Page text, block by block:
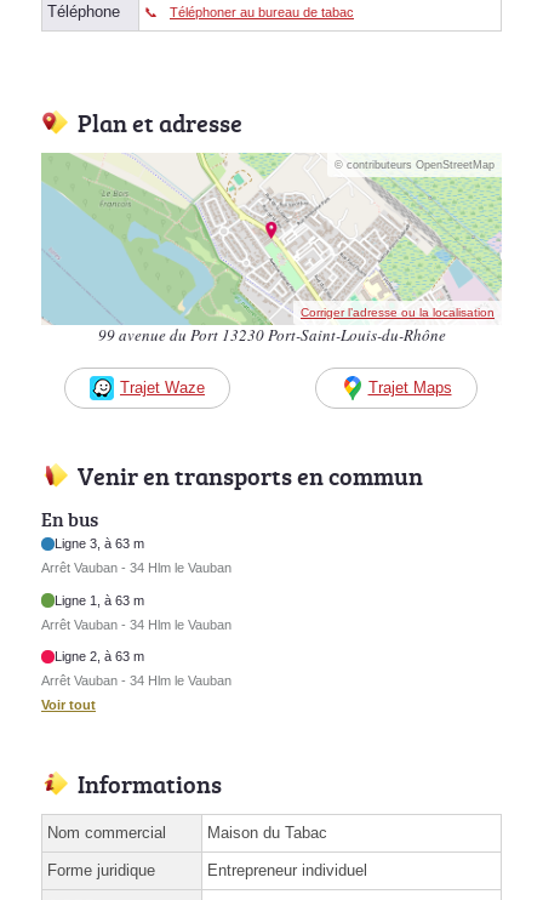
Téléphone Téléphoner au bureau de tabac
Plan et adresse
© contributeurs OpenStreetMap
Corriger l’adresse ou la localisation
99 avenue du Port 13230 Port-Saint-Louis-du-Rhône
Trajet Waze Trajet Maps
Venir en transports en commun
En bus
Ligne 3, à 63 m
Arrêt Vauban - 34 Hlm le Vauban
Ligne 1, à 63 m
Arrêt Vauban - 34 Hlm le Vauban
Ligne 2, à 63 m
Arrêt Vauban - 34 Hlm le Vauban
Voir tout
Informations
Nom commercial Maison du Tabac
Forme juridique Entrepreneur individuel